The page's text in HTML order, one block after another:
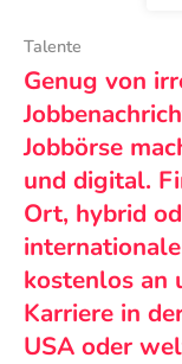
Talente
Genug von
Jobbörse
und digital.
Ort, hybrid
kostenlos an
Karriere in
USA oder